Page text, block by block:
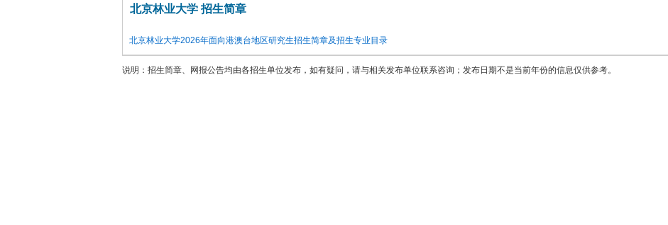
北京林业大学 招生简章
北京林业大学2026年面向港澳台地区研究生招生简章及招生专业目录
说明：招生简章、网报公告均由各招生单位发布，如有疑问，请与相关发布单位联系咨询；发布日期不是当前年份的信息仅供参考。